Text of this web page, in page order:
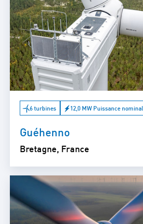
6 turbines 12,0 MW Puissance
Guéhenno
Bretagne, France